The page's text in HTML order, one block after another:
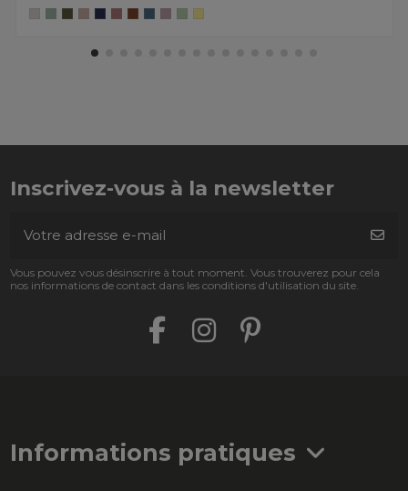
Inscrivez-vous à la newsletter
Vous pouvez vous désinscrire à tout moment. Vous trouverez pour cela
nos informations de contact dans les conditions d'utilisation du site.
Informations pratiques